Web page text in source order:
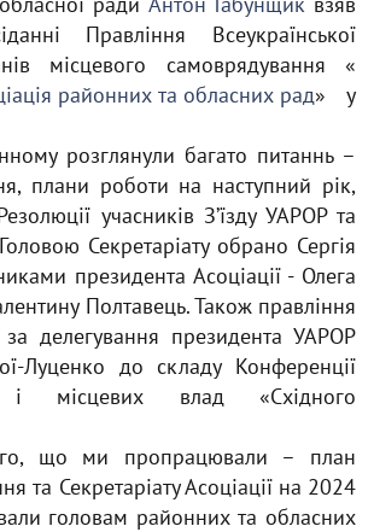
Правління Всеукраїнської
місцевого самоврядування «
районних та обласних рад» у
розглянули багато питаннь –
плани роботи на наступний рік,
учасників З’їзду УАРОР та
Секретаріату обрано Сергія
президента Асоціації - Олега
Полтавець. Також правління
за делегування президента УАРОР
Луценко до складу Конференції
і місцевих влад «Східного
що ми пропрацювали – план
та Секретаріату Асоціації на 2024
головам районних та обласних